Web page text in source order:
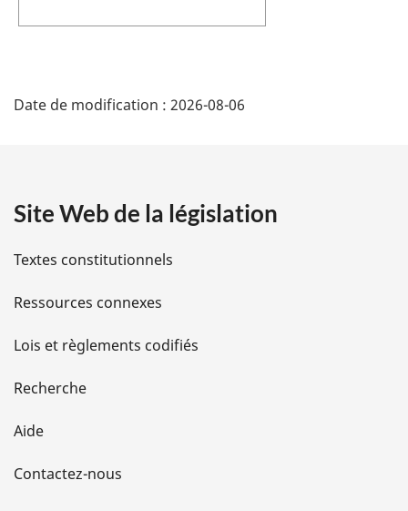
Ã
t
l
s
d
e
l
Date de modification : 2026-08-06
Site Web de la législation
Textes constitutionnels
Ressources connexes
Lois et règlements codifiés
Recherche
Aide
Contactez-nous